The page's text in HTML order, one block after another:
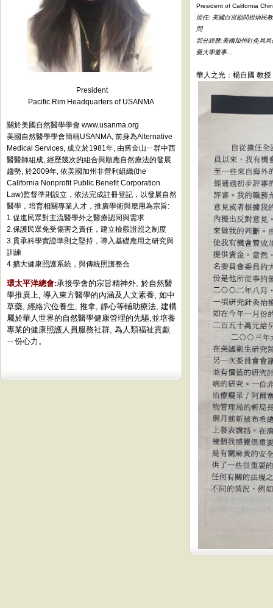
President
Pacific Rim Headquarters of USANMA
關於美國自然醫學學會 www.usanma.org
美國自然醫學學會簡稱USANMA, 前身為Alternative
Medical Services, 成立於1981年, 由舊金山ㄧ群中西
醫醫師組成, 經歷幾次的組合與順應自然療法的發展
趨勢, 於2009年, 依美國加州非營利組織(the
California Nonprofit Public Benefit Corporation
Law)監督準則設立，依法完成註冊登記，以發展自然
醫學，培育相關專業人才，推廣學術與應用為宗旨:
1.促進民眾對主流醫學外之醫療認同與需求
2.保護民眾免受傷害之責任，建立檢覈證照之制度
3.貫承科學實證準則之堅持，導入基礎應用之研究與
訓練
4.擴大健康照護系統，與傳統照護整合
環太平洋總會:承接學會的宗旨精神外, 於自然醫
學推廣上, 導入東方醫學的內涵及人文素養, 如中
草藥, 經絡穴位養生, 推拿, 靜心等輔助療法, 建構
屬於華人世界的自然醫學健康管理的先驅,並培養
專業的健康照護人員服務社群, 為人類福祉貢獻
ㄧ份心力。
President of California
現任: 美國白宮顧問祖炳民
問
部分經歷:美國加州針灸局
藥大學董事...
華人之光：楊自國 教授